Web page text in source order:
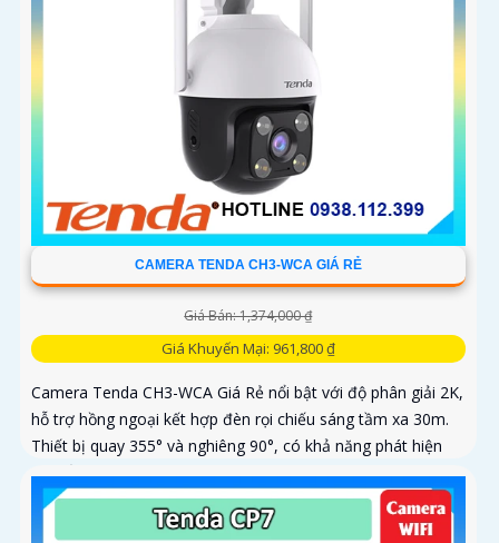
CAMERA TENDA CH3-WCA GIÁ RẺ
Giá Bán: 1,374,000 ₫
Giá Khuyến Mại: 961,800 ₫
Camera Tenda CH3-WCA Giá Rẻ nổi bật với độ phân giải 2K,
hỗ trợ hồng ngoại kết hợp đèn rọi chiếu sáng tầm xa 30m.
Thiết bị quay 355° và nghiêng 90°, có khả năng phát hiện
chuyển động, con người, phương tiện